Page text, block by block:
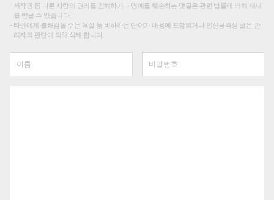
저작권 등 다른 사람의 권리를 침해하거나 명예를 훼손하는 댓글은 관련 법률에 의해 제재
를 받을 수 있습니다.
타인에게 불쾌감을 주는 욕설 등 비하하는 단어가 내용에 포함되거나 인신공격성 글은 관
리자의 판단에 의해 삭제 합니다.